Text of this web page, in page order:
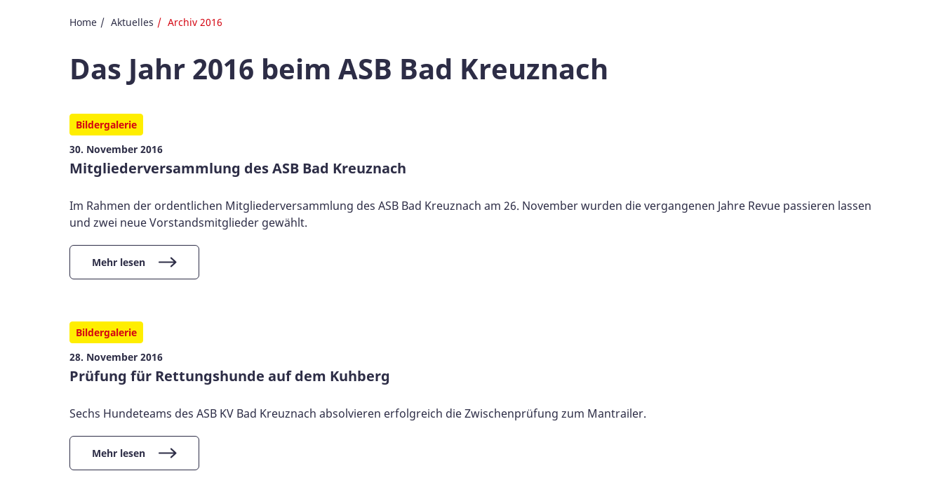
Home Aktuelles Archiv 2016
Das Jahr 2016 beim ASB Bad Kreuznach
Bildergalerie
30. November 2016
Mitgliederversammlung des ASB Bad Kreuznach
Im Rahmen der ordentlichen Mitgliederversammlung des ASB Bad Kreuznach am 26. November wurden die vergangenen Jahre Revue passieren lassen
und zwei neue Vorstandsmitglieder gewählt.
Mehr lesen
Bildergalerie
28. November 2016
Prüfung für Rettungshunde auf dem Kuhberg
Sechs Hundeteams des ASB KV Bad Kreuznach absolvieren erfolgreich die Zwischenprüfung zum Mantrailer.
Mehr lesen